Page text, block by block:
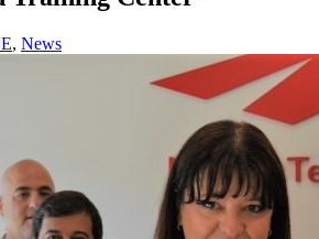
, News